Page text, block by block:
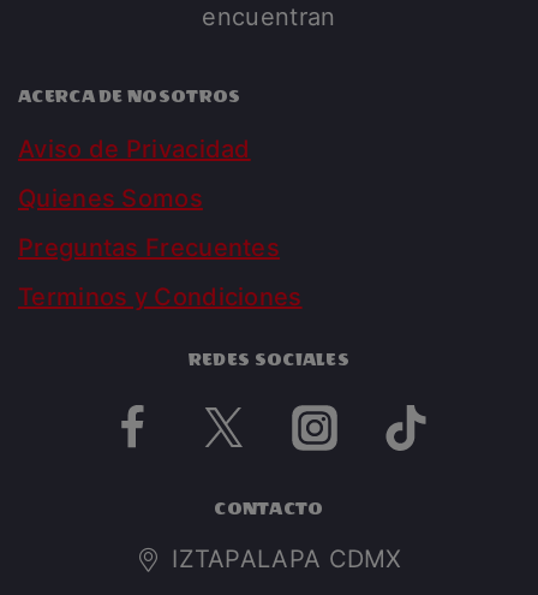
encuentran
ACERCA DE NOSOTROS
Aviso de Privacidad
Quienes Somos
Preguntas Frecuentes
Terminos y Condiciones
REDES SOCIALES
CONTACTO
IZTAPALAPA CDMX